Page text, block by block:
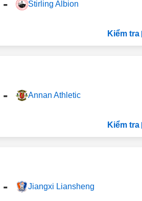
- Stirling Albion
Kiểm tra
- Annan Athletic
Kiểm tra
- Jiangxi Liansheng